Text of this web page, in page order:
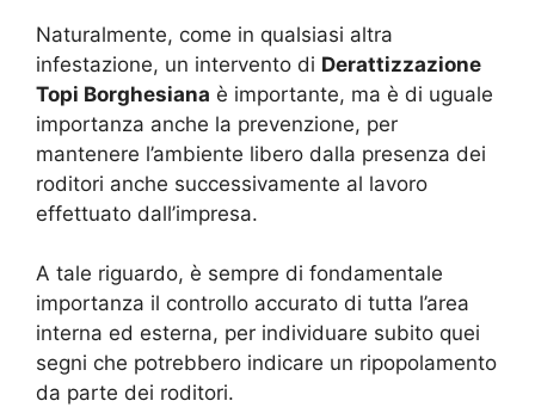
Naturalmente, come in qualsiasi altra
infestazione, un intervento di Derattizzazione
Topi Borghesiana è importante, ma è di uguale
importanza anche la prevenzione, per
mantenere l’ambiente libero dalla presenza dei
roditori anche successivamente al lavoro
effettuato dall’impresa.
A tale riguardo, è sempre di fondamentale
importanza il controllo accurato di tutta l’area
interna ed esterna, per individuare subito quei
segni che potrebbero indicare un ripopolamento
da parte dei roditori.